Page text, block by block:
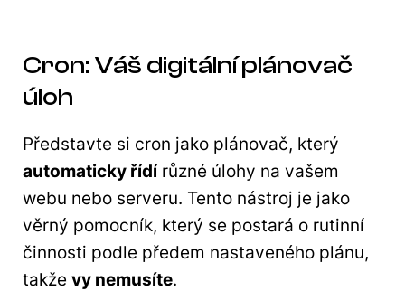
Cron: Váš digitální plánovač
úloh
Představte si cron jako plánovač, který
automaticky řídírůzné úlohy na vašem
webu nebo serveru. Tento nástroj je jako
věrný pomocník, který se postará o rutinní
činnosti podle předem nastaveného plánu,
takže vy nemusíte.